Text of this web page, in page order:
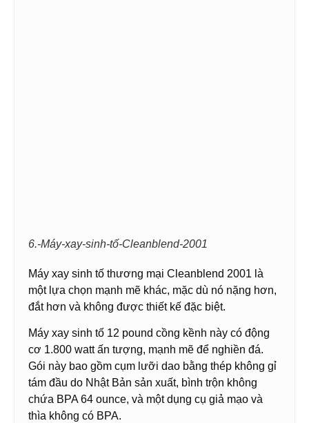
6.-Máy-xay-sinh-tố-Cleanblend-2001
Máy xay sinh tố thương mại Cleanblend 2001 là
một lựa chọn mạnh mẽ khác, mặc dù nó nặng hơn,
đắt hơn và không được thiết kế đặc biệt.
Máy xay sinh tố 12 pound cồng kềnh này có động
cơ 1.800 watt ấn tượng, mạnh mẽ để nghiền đá.
Gói này bao gồm cụm lưỡi dao bằng thép không gỉ
tám đầu do Nhật Bản sản xuất, bình trộn không
chứa BPA 64 ounce, và một dụng cụ giả mạo và
thìa không có BPA.